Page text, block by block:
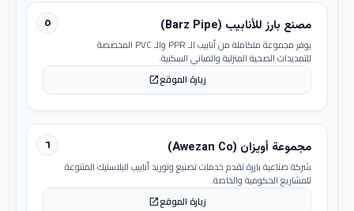
٥ مصنع بارز للأنابيب (Barz Pipe)
يوفر مجموعة متكاملة من أنابيب الـ PPR والـ PVC المخصصة
للتمديدات الصحية المنزلية والمباني السكنية.
زيارة الموقعopen_in_new
٦ مجموعة أويزان (Awezan Co)
شركة صناعية بارزة تقدم خدمات تصنيع وتوريد أنابيب البلاستيك المتنوعة
للمشاريع الحكومية والخاصة.
زيارة الموقعopen_in_new